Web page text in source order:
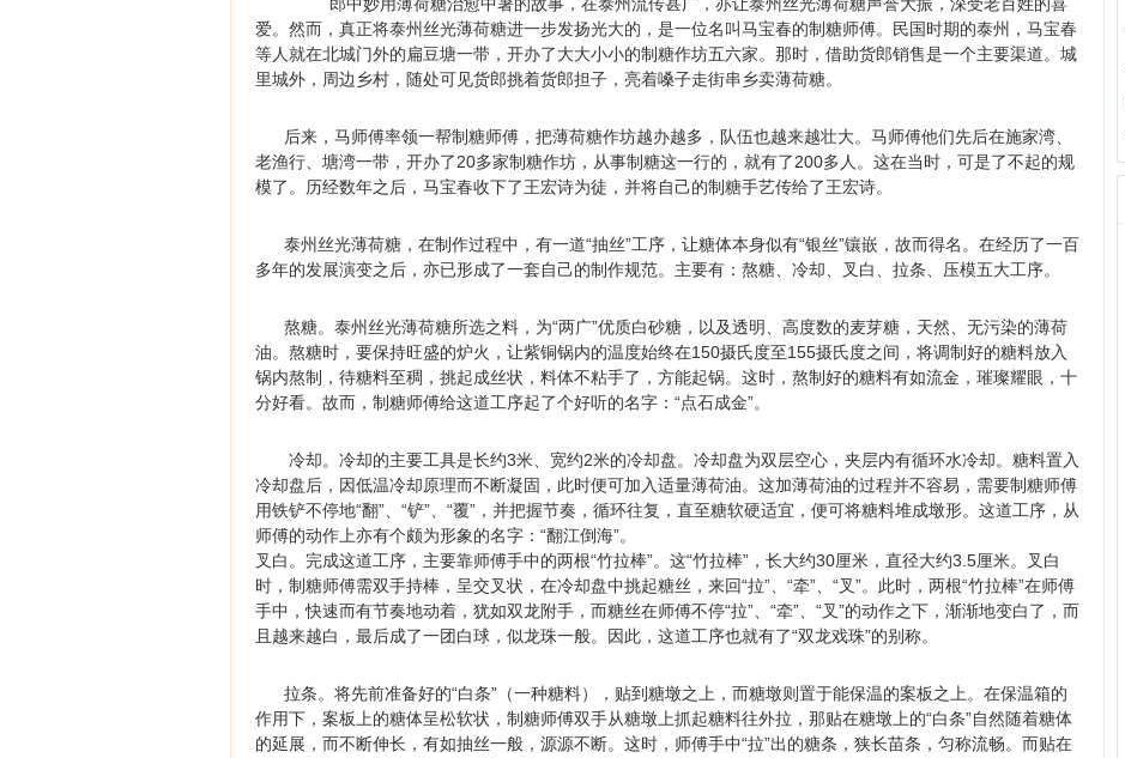
爱。然而，真正将泰州丝光薄荷糖进一步发扬光大的，是一位名叫马宝春的制糖师傅。民国时期的泰州，马宝春
等人就在北城门外的扁豆塘一带，开办了大大小小的制糖作坊五六家。那时，借助货郎销售是一个主要渠道。城
里城外，周边乡村，随处可见货郎挑着货郎担子，亮着嗓子走街串乡卖薄荷糖。
后来，马师傅率领一帮制糖师傅，把薄荷糖作坊越办越多，队伍也越来越壮大。马师傅他们先后在施家湾、
老渔行、塘湾一带，开办了20多家制糖作坊，从事制糖这一行的，就有了200多人。这在当时，可是了不起的规
模了。历经数年之后，马宝春收下了王宏诗为徒，并将自己的制糖手艺传给了王宏诗。
泰州丝光薄荷糖，在制作过程中，有一道“抽丝”工序，让糖体本身似有“银丝”镶嵌，故而得名。在经历了一百
多年的发展演变之后，亦已形成了一套自己的制作规范。主要有：熬糖、冷却、叉白、拉条、压模五大工序。
熬糖。泰州丝光薄荷糖所选之料，为“两广”优质白砂糖，以及透明、高度数的麦芽糖，天然、无污染的薄荷
油。熬糖时，要保持旺盛的炉火，让紫铜锅内的温度始终在150摄氏度至155摄氏度之间，将调制好的糖料放入
锅内熬制，待糖料至稠，挑起成丝状，料体不粘手了，方能起锅。这时，熬制好的糖料有如流金，璀璨耀眼，十
分好看。故而，制糖师傅给这道工序起了个好听的名字：“点石成金”。
冷却。冷却的主要工具是长约3米、宽约2米的冷却盘。冷却盘为双层空心，夹层内有循环水冷却。糖料置入
冷却盘后，因低温冷却原理而不断凝固，此时便可加入适量薄荷油。这加薄荷油的过程并不容易，需要制糖师傅
用铁铲不停地“翻”、“铲”、“覆”，并把握节奏，循环往复，直至糖软硬适宜，便可将糖料堆成墩形。这道工序，从
师傅的动作上亦有个颇为形象的名字：“翻江倒海”。
叉白。完成这道工序，主要靠师傅手中的两根“竹拉棒”。这“竹拉棒”，长大约30厘米，直径大约3.5厘米。叉白
时，制糖师傅需双手持棒，呈交叉状，在冷却盘中挑起糖丝，来回“拉”、“牵”、“叉”。此时，两根“竹拉棒”在师傅
手中，快速而有节奏地动着，犹如双龙附手，而糖丝在师傅不停“拉”、“牵”、“叉”的动作之下，渐渐地变白了，而
且越来越白，最后成了一团白球，似龙珠一般。因此，这道工序也就有了“双龙戏珠”的别称。
拉条。将先前准备好的“白条”（一种糖料），贴到糖墩之上，而糖墩则置于能保温的案板之上。在保温箱的
作用下，案板上的糖体呈松软状，制糖师傅双手从糖墩上抓起糖料往外拉，那贴在糖墩上的“白条”自然随着糖体
的延展，而不断伸长，有如抽丝一般，源源不断。这时，师傅手中“拉”出的糖条，狭长苗条，匀称流畅。而贴在